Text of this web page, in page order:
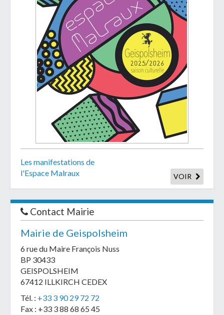
Les manifestations de
l'Espace Malraux
VOIR
Contact Mairie
Mairie de Geispolsheim
6 rue du Maire François Nuss
BP 30433
GEISPOLSHEIM
67412 ILLKIRCH CEDEX
Tél. : +33 3 90 29 72 72
Fax : +33 3 88 68 65 45